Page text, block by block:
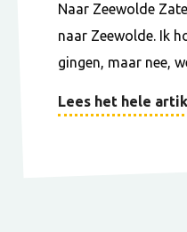
Naar Zeewolde
naar Zeewolde. Ik
gingen, maar nee,
Lees het hele